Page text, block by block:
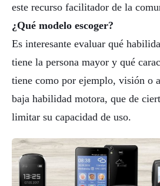
este recurso facilitador de la
¿Qué modelo escoger?
Es interesante evaluar qué
tiene la persona mayor y qué
tiene como por ejemplo, visión o
baja habilidad motora, que de
limitar su capacidad de uso.